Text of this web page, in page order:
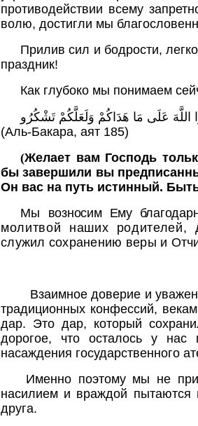
противодействии всему
волю, достигли мы
Прилив сил и бодрости,
праздник!
Как глубоко мы понимаем
اللَّهَ عَلَى مَا هَدَاكُمْ وَلَعَلَّكُمْ تَشْكُرُو
(Аль-Бакара, аят 185)
(Желает вам Господь
бы завершили вы
Он вас на путь истинный.
Мы возносим Ему
молитвой наших родителей,
служил сохранению веры и
Взаимное доверие и
традиционных конфессий,
дар. Это дар, который
дорогое, что осталось у нас
насаждения государственного
Именно поэтому мы не
насилием и враждой пытаются
друга.